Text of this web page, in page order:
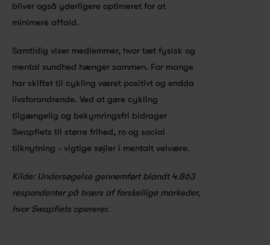
bliver også yderligere optimeret for at
minimere affald.
Samtidig viser medlemmer, hvor tæt fysisk og
mental sundhed hænger sammen. For mange
har skiftet til cykling været positivt og endda
livsforandrende. Ved at gøre cykling
tilgængelig og bekymringsfri bidrager
Swapfiets til større frihed, ro og social
tilknytning - vigtige søjler i mentalt velvære.
Kilde: Undersøgelse gennemført blandt 4.863
respondenter på tværs af forskellige markeder,
hvor Swapfiets opererer.